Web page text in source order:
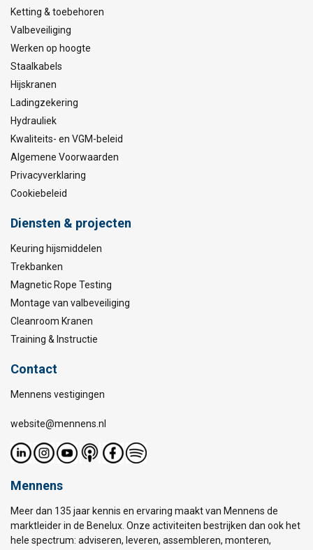
Ketting & toebehoren
Valbeveiliging
Werken op hoogte
Staalkabels
Hijskranen
Ladingzekering
Hydrauliek
Kwaliteits- en VGM-beleid
Algemene Voorwaarden
Privacyverklaring
Cookiebeleid
Diensten & projecten
Keuring hijsmiddelen
Trekbanken
Magnetic Rope Testing
Montage van valbeveiliging
Cleanroom Kranen
Training & Instructie
Contact
Mennens vestigingen
website@mennens.nl
Mennens
Meer dan 135 jaar kennis en ervaring maakt van Mennens de
marktleider in de Benelux. Onze activiteiten bestrijken dan ook het
hele spectrum: adviseren, leveren, assembleren, monteren,